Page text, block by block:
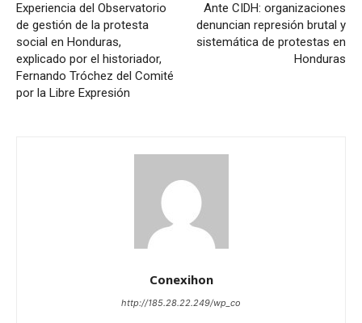
Experiencia del Observatorio
de gestión de la protesta
social en Honduras,
explicado por el historiador,
Fernando Tróchez del Comité
por la Libre Expresión
Ante CIDH: organizaciones
denuncian represión brutal y
sistemática de protestas en
Honduras
Conexihon
http://185.28.22.249/wp_co